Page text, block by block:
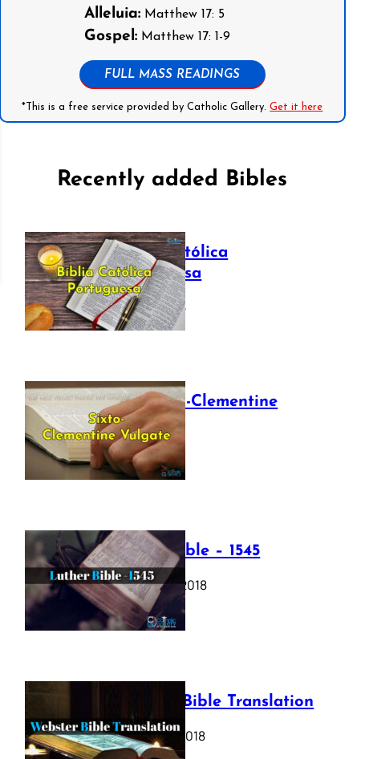
Alleluia: Matthew 17: 5
Gospel: Matthew 17: 1-9
FULL MASS READINGS
*This is a free service provided by Catholic Gallery.Get it here
Recently added Bibles
Bíblia Católica
Portuguesa
July 16, 2025
The Sixto-Clementine
Vulgate
July 12, 2025
Luther Bible – 1545
October 17, 2018
Webster Bible Translation
October 11, 2018